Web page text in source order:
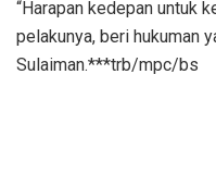
“Harapan kedepan untuk
pelakunya, beri hukuman
Sulaiman.***trb/mpc/bs